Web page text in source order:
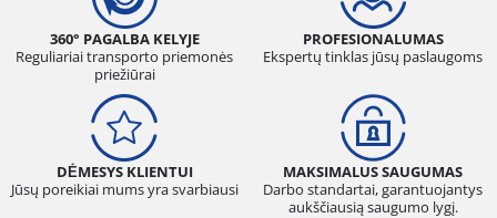
360° PAGALBA KELYJE
Reguliariai transporto priemonės
priežiūrai
PROFESIONALUMAS
Ekspertų tinklas jūsų paslaugoms
DĖMESYS KLIENTUI
Jūsų poreikiai mums yra svarbiausi
MAKSIMALUS SAUGUMAS
Darbo standartai, garantuojantys
aukščiausią saugumo lygį.